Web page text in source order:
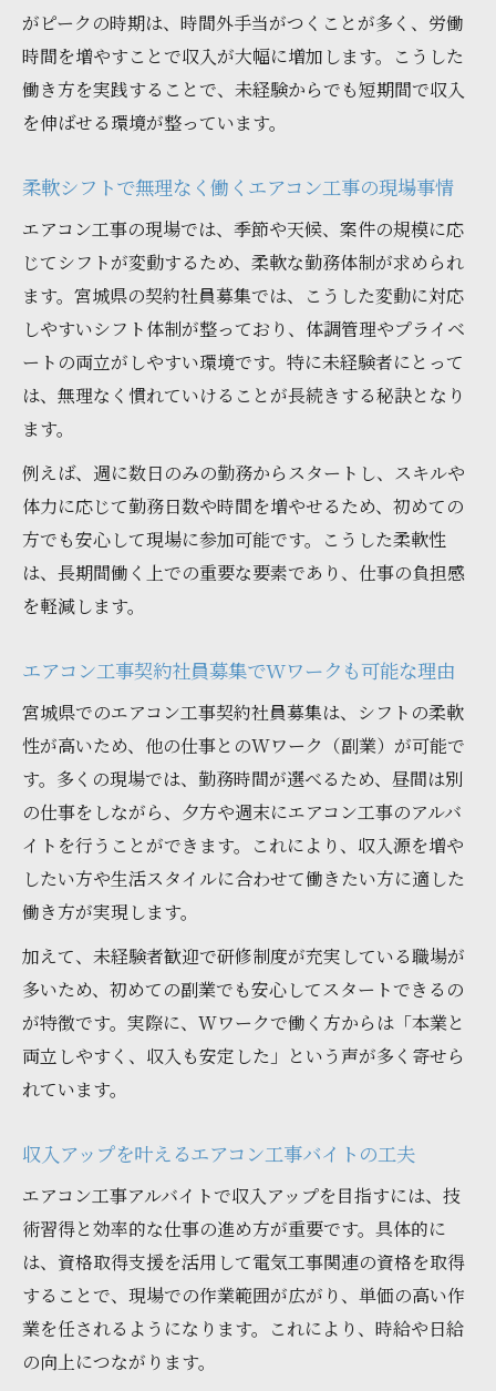
がピークの時期は、時間外手当がつくことが多く、労働
時間を増やすことで収入が大幅に増加します。こうした
働き方を実践することで、未経験からでも短期間で収入
を伸ばせる環境が整っています。
柔軟シフトで無理なく働くエアコン工事の現場事情
エアコン工事の現場では、季節や天候、案件の規模に応
じてシフトが変動するため、柔軟な勤務体制が求められ
ます。宮城県の契約社員募集では、こうした変動に対応
しやすいシフト体制が整っており、体調管理やプライベ
ートの両立がしやすい環境です。特に未経験者にとって
は、無理なく慣れていけることが長続きする秘訣となり
ます。
例えば、週に数日のみの勤務からスタートし、スキルや
体力に応じて勤務日数や時間を増やせるため、初めての
方でも安心して現場に参加可能です。こうした柔軟性
は、長期間働く上での重要な要素であり、仕事の負担感
を軽減します。
エアコン工事契約社員募集でWワークも可能な理由
宮城県でのエアコン工事契約社員募集は、シフトの柔軟
性が高いため、他の仕事とのWワーク（副業）が可能で
す。多くの現場では、勤務時間が選べるため、昼間は別
の仕事をしながら、夕方や週末にエアコン工事のアルバ
イトを行うことができます。これにより、収入源を増や
したい方や生活スタイルに合わせて働きたい方に適した
働き方が実現します。
加えて、未経験者歓迎で研修制度が充実している職場が
多いため、初めての副業でも安心してスタートできるの
が特徴です。実際に、Wワークで働く方からは「本業と
両立しやすく、収入も安定した」という声が多く寄せら
れています。
収入アップを叶えるエアコン工事バイトの工夫
エアコン工事アルバイトで収入アップを目指すには、技
術習得と効率的な仕事の進め方が重要です。具体的に
は、資格取得支援を活用して電気工事関連の資格を取得
することで、現場での作業範囲が広がり、単価の高い作
業を任されるようになります。これにより、時給や日給
の向上につながります。